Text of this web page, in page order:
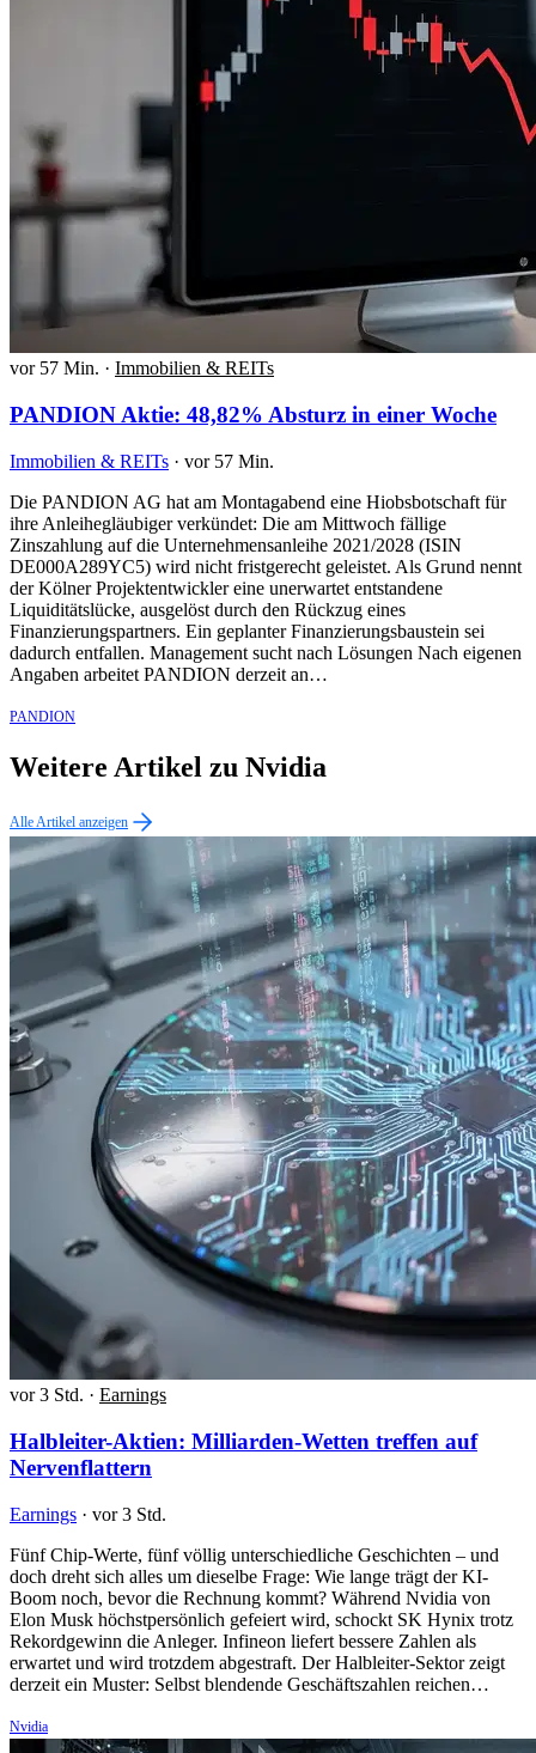
vor 57 Min. · Immobilien & REITs
PANDION Aktie: 48,82% Absturz in einer Woche
Immobilien & REITs · vor 57 Min.
Die PANDION AG hat am Montagabend eine Hiobsbotschaft für
ihre Anleihegläubiger verkündet: Die am Mittwoch fällige
Zinszahlung auf die Unternehmensanleihe 2021/2028 (ISIN
DE000A289YC5) wird nicht fristgerecht geleistet. Als Grund nennt
der Kölner Projektentwickler eine unerwartet entstandene
Liquiditätslücke, ausgelöst durch den Rückzug eines
Finanzierungspartners. Ein geplanter Finanzierungsbaustein sei
dadurch entfallen. Management sucht nach Lösungen Nach eigenen
Angaben arbeitet PANDION derzeit an…
PANDION
Weitere Artikel zu Nvidia
Alle Artikel anzeigen
vor 3 Std. · Earnings
Halbleiter-Aktien: Milliarden-Wetten treffen auf
Nervenflattern
Earnings · vor 3 Std.
Fünf Chip-Werte, fünf völlig unterschiedliche Geschichten – und
doch dreht sich alles um dieselbe Frage: Wie lange trägt der KI-
Boom noch, bevor die Rechnung kommt? Während Nvidia von
Elon Musk höchstpersönlich gefeiert wird, schockt SK Hynix trotz
Rekordgewinn die Anleger. Infineon liefert bessere Zahlen als
erwartet und wird trotzdem abgestraft. Der Halbleiter-Sektor zeigt
derzeit ein Muster: Selbst blendende Geschäftszahlen reichen…
Nvidia